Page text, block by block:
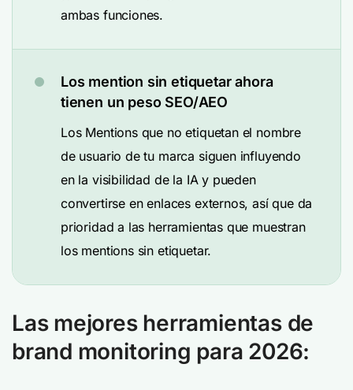
ambas funciones.
Los mention sin etiquetar ahora
tienen un peso SEO/AEO
Los Mentions que no etiquetan el nombre
de usuario de tu marca siguen influyendo
en la visibilidad de la IA y pueden
convertirse en enlaces externos, así que da
prioridad a las herramientas que muestran
los mentions sin etiquetar.
Las mejores herramientas de
brand monitoring para 2026: